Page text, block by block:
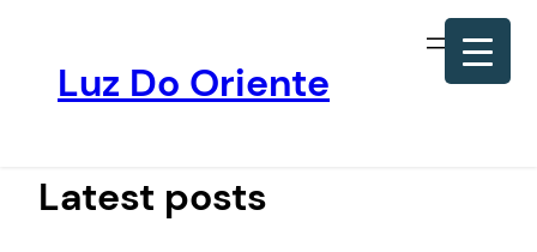
conteúdo
Luz Do Oriente
Latest posts